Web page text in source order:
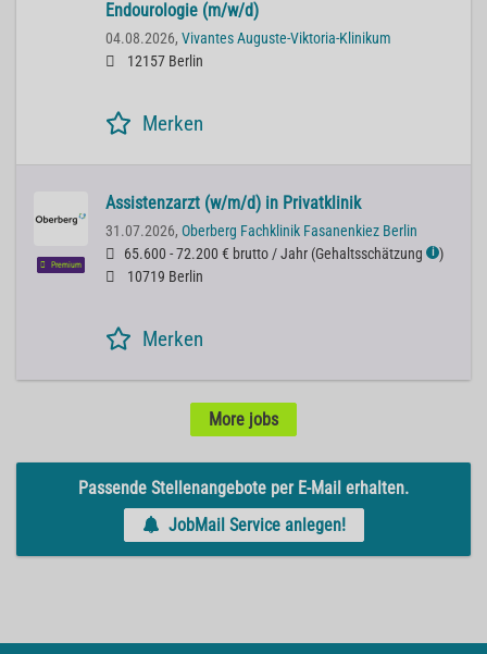
Endourologie (m/w/d)
04.08.2026, Vivantes Auguste-Viktoria-Klinikum
12157 Berlin
Merken
Premium
Assistenzarzt (w/m/d) in Privatklinik
31.07.2026, Oberberg Fachklinik Fasanenkiez Berlin
65.600 - 72.200 € brutto / Jahr (Gehaltsschätzung ℹ )
10719 Berlin
Merken
More jobs
Passende Stellenangebote per E-Mail erhalten.
JobMail Service anlegen!